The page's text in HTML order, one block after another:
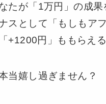
たが「1万円」の成果
スとして「もしもア
+1200円」ももらえる
当嬉し過ぎません？